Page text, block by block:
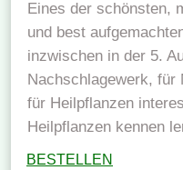
Eines der schönsten,
und best
inzwischen in der 5.
Nachschlagewerk,
für Heilpflanzen
Heilpflanzen kennen
BESTELLEN